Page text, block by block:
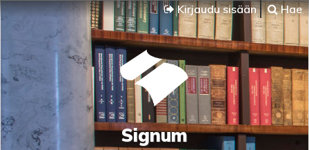
Kirjaudu sisään Hae
Signum